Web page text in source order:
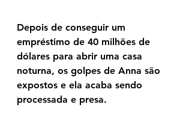
Depois de conseguir um
empréstimo de 40 milhões de
dólares para abrir uma casa
noturna, os golpes de Anna são
expostos e ela acaba sendo
processada e presa.